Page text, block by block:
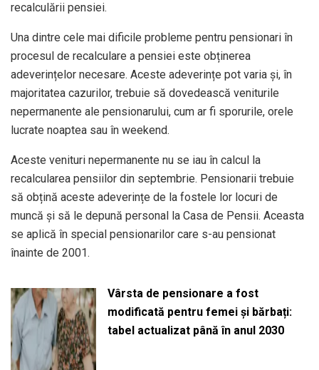
recalculării pensiei.
Una dintre cele mai dificile probleme pentru pensionari în
procesul de recalculare a pensiei este obținerea
adeverințelor necesare. Aceste adeverințe pot varia și, în
majoritatea cazurilor, trebuie să dovedească veniturile
nepermanente ale pensionarului, cum ar fi sporurile, orele
lucrate noaptea sau în weekend.
Aceste venituri nepermanente nu se iau în calcul la
recalcularea pensiilor din septembrie. Pensionarii trebuie
să obțină aceste adeverințe de la fostele lor locuri de
muncă și să le depună personal la Casa de Pensii. Aceasta
se aplică în special pensionarilor care s-au pensionat
înainte de 2001.
Vârsta de pensionare a fost
modificată pentru femei și bărbați:
tabel actualizat până în anul 2030